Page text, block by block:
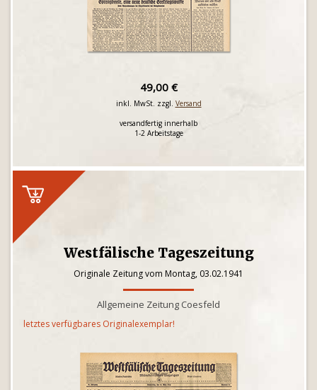
49,00 €
inkl. MwSt. zzgl. Versand
versandfertig innerhalb
1-2 Arbeitstage
Westfälische Tageszeitung
Originale Zeitung vom Montag, 03.02.1941
Allgemeine Zeitung Coesfeld
letztes verfügbares Originalexemplar!